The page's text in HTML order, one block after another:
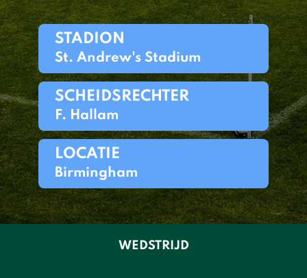
STADION
St. Andrew's Stadium
SCHEIDSRECHTER
F. Hallam
LOCATIE
Birmingham
WEDSTRIJD